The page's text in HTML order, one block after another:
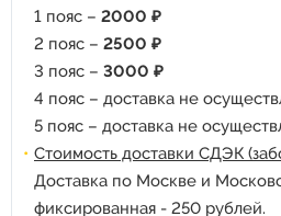
1 пояс – 2000 ₽
2 пояс – 2500 ₽
3 пояс – 3000 ₽
4 пояс – доставка не
5 пояс – доставка не
Стоимость доставки СДЭК
Доставка по Москве и
фиксированная - 250 рублей.